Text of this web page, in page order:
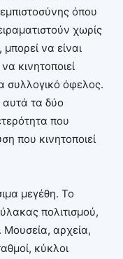
όπου
χωρίς
να είναι
κινητοποιεί
συλλογικό όφελος.
αυτά τα δύο
που
που κινητοποιεί
μεγέθη. Το
πολιτισμού,
Μουσεία, αρχεία,
κύκλοι